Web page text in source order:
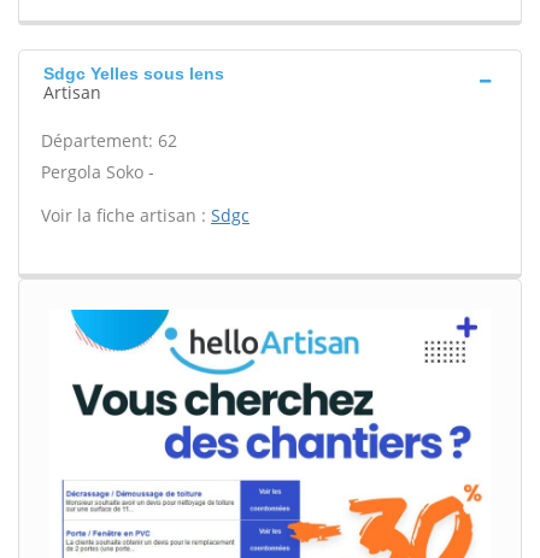
Sdgc Yelles sous lens
Artisan
Département: 62
Pergola Soko -
Voir la fiche artisan : Sdgc